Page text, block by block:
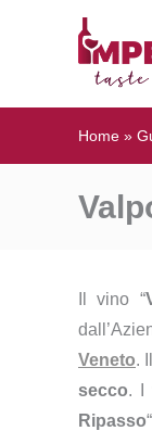
Home »
Il vino “
Veneto.
secco. I
Ripasso